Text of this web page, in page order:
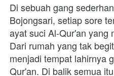
Di sebuah gang
Bojongsari, setiap sore
ayat suci Al-Qur'an yang
Dari rumah yang tak
menjadi tempat lahirnya
Qur'an. Di balik semua